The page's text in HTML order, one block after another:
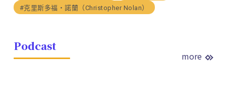
#克里斯多福・諾蘭（Christopher Nolan）
Podcast
more